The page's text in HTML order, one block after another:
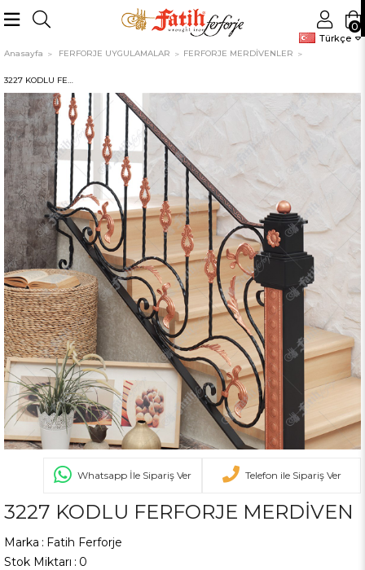
Türkçe
0
Anasayfa FERFORJE UYGULAMALAR FERFORJE MERDİVENLER
3227 KODLU FERFORJE MERDİVEN
Whatsapp İle Sipariş Ver Telefon ile Sipariş Ver
3227 KODLU FERFORJE MERDİVEN
Marka : Fatih Ferforje
Stok Miktarı : 0